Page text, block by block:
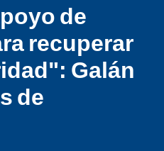
de
recuperar
Galán
de